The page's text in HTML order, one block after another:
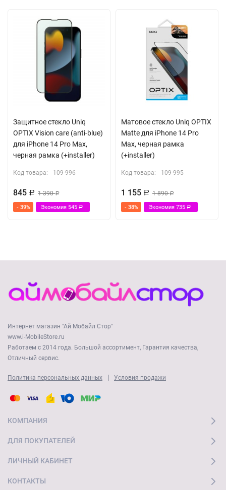
Защитное стекло Uniq
OPTIX Vision care (anti-blue)
для iPhone 14 Pro Max,
черная рамка (+installer)
Код товара: 109-996
845 Р 1 390Р
- 39% Экономия 545 Р
Матовое стекло Uniq OPTIX
Matte для iPhone 14 Pro
Max, черная рамка
(+installer)
Код товара: 109-995
1 155 Р 1 890Р
- 38% Экономия 735 Р
Интернет магазин "Ай Мобайл Стор"
www.i-MobileStore.ru
Работаем с 2014 года. Большой ассортимент, Гарантия качества,
Отличный сервис.
Политика персональных данных | Условия продажи
КОМПАНИЯ
ДЛЯ ПОКУПАТЕЛЕЙ
ЛИЧНЫЙ КАБИНЕТ
КОНТАКТЫ